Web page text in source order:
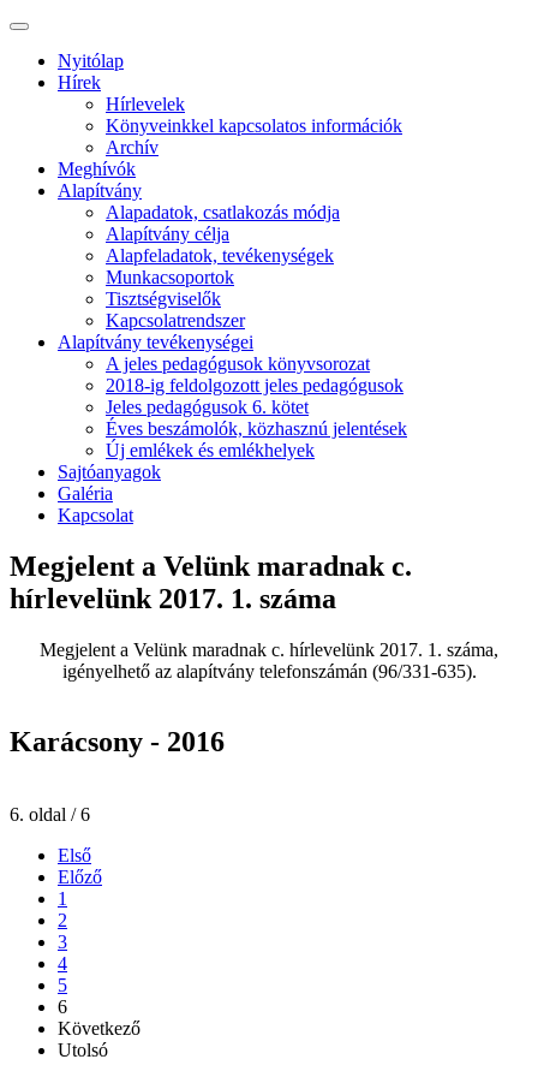
Nyitólap
Hírek
Hírlevelek
Könyveinkkel kapcsolatos információk
Archív
Meghívók
Alapítvány
Alapadatok, csatlakozás módja
Alapítvány célja
Alapfeladatok, tevékenységek
Munkacsoportok
Tisztségviselők
Kapcsolatrendszer
Alapítvány tevékenységei
A jeles pedagógusok könyvsorozat
2018-ig feldolgozott jeles pedagógusok
Jeles pedagógusok 6. kötet
Éves beszámolók, közhasznú jelentések
Új emlékek és emlékhelyek
Sajtóanyagok
Galéria
Kapcsolat
Megjelent a Velünk maradnak c.
hírlevelünk 2017. 1. száma
Megjelent a Velünk maradnak c. hírlevelünk 2017. 1. száma,
igényelhető az alapítvány telefonszámán (96/331-635).
Karácsony - 2016
6. oldal / 6
Első
Előző
1
2
3
4
5
6
Következő
Utolsó